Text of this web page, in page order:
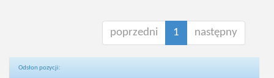
poprzedni 1 następny
Odsłon pozycji: